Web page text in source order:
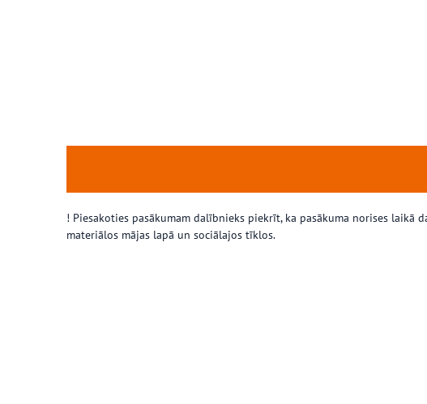
! Piesakoties pasākumam dalībnieks piekrīt, ka pasākuma norises
materiālos mājas lapā un sociālajos tīklos.